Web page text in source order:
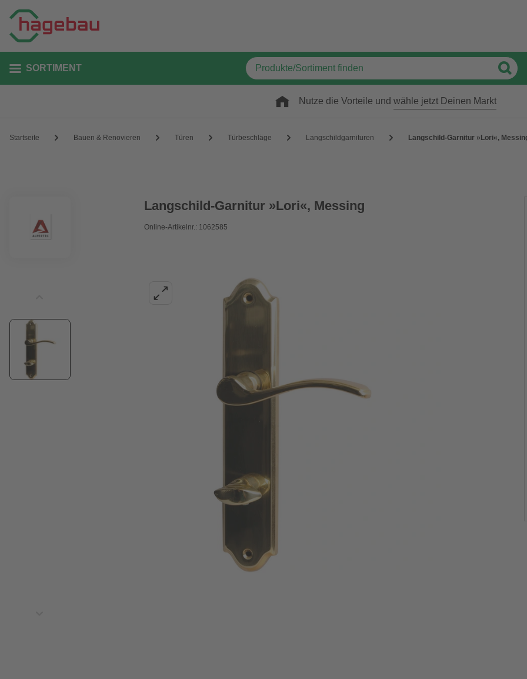
SORTIMENT
Nutze die Vorteile und wähle jetzt Deinen Markt
Startseite Bauen & Renovieren Türen Türbeschläge Langschildgarnituren Langschild-Garnitur »Lori«,
Langschild-Garnitur »Lori«, Messing
Online-Artikelnr.: 1062585